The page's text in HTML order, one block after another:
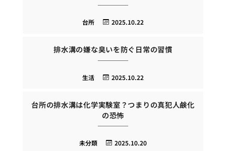
2025.10.22
台所
排水溝の嫌な臭いを防ぐ日常の習慣
2025.10.22
生活
台所の排水溝は化学実験室？つまりの真犯人鹸化
の恐怖
2025.10.20
未分類